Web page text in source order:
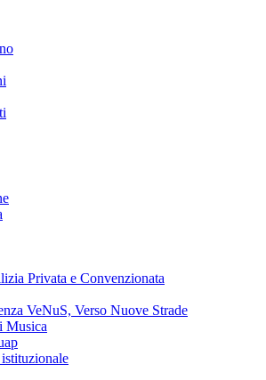
Privata e Convenzionata
VeNuS, Verso Nuove Strade
Musica